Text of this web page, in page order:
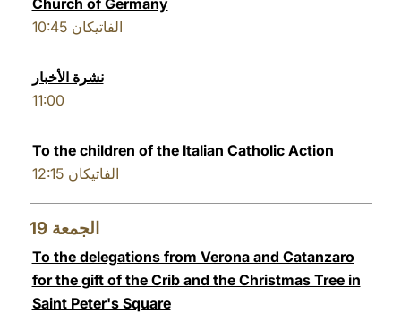
Church of Germany
10:45 الفاتيكان
نشرة الأخبار
11:00
To the children of the Italian Catholic Action
12:15 الفاتيكان
19 الجمعة
To the delegations from Verona and Catanzaro
for the gift of the Crib and the Christmas Tree in
Saint Peter's Square